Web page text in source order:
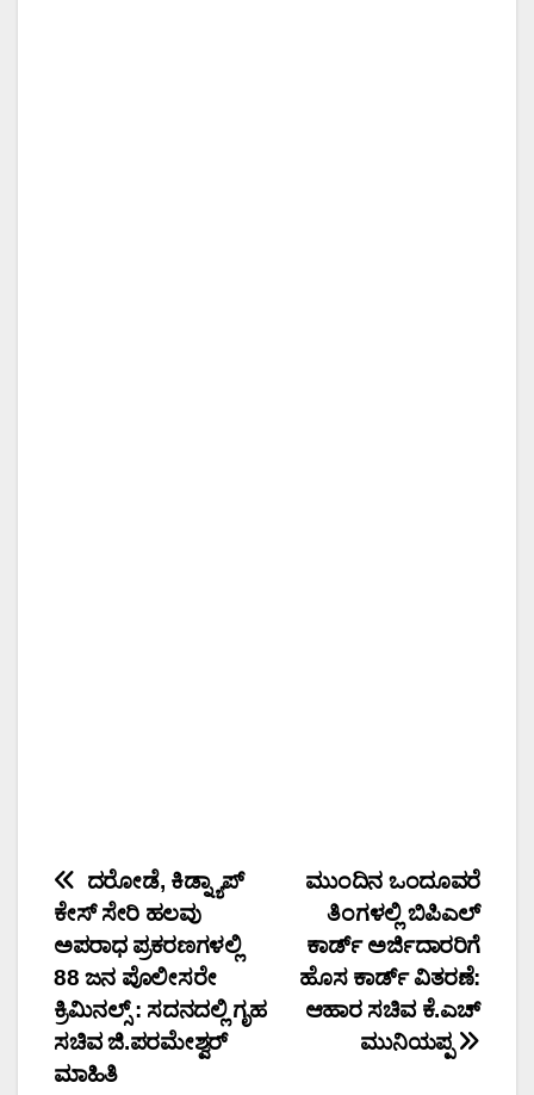
Post
navigation
ಮುಂದಿನ ಒಂದೂವರೆ
ತಿಂಗಳಲ್ಲಿ ಬಿಪಿಎಲ್
ಕಾರ್ಡ್ ಅರ್ಜಿದಾರರಿಗೆ
ಹೊಸ ಕಾರ್ಡ್ ವಿತರಣೆ:
ಆಹಾರ ಸಚಿವ ಕೆ.ಎಚ್
ಮುನಿಯಪ್ಪ
ದರೋಡೆ, ಕಿಡ್ನ್ಯಾಪ್
ಕೇಸ್ ಸೇರಿ ಹಲವು
ಅಪರಾಧ ಪ್ರಕರಣಗಳಲ್ಲಿ
88 ಜನ ಪೊಲೀಸರೇ
ಕ್ರಿಮಿನಲ್ಸ್ : ಸದನದಲ್ಲಿ ಗೃಹ
ಸಚಿವ ಜಿ.ಪರಮೇಶ್ವರ್
ಮಾಹಿತಿ